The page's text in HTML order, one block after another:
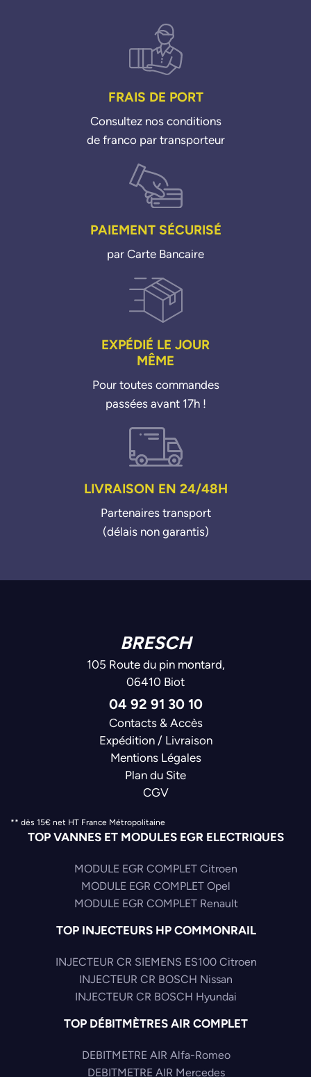
FRAIS DE PORT
Consultez nos conditions
de franco par transporteur
PAIEMENT SÉCURISÉ
par Carte Bancaire
EXPÉDIÉ LE JOUR
MÊME
Pour toutes commandes
passées avant 17h !
LIVRAISON EN 24/48H
Partenaires transport
(délais non garantis)
BRESCH
105 Route du pin montard,
06410 Biot
04 92 91 30 10
Contacts & Accès
Expédition / Livraison
Mentions Légales
Plan du Site
CGV
** dès 15€ net HT France Métropolitaine
TOP VANNES ET MODULES EGR ELECTRIQUES
MODULE EGR COMPLET Citroen
MODULE EGR COMPLET Opel
MODULE EGR COMPLET Renault
TOP INJECTEURS HP COMMONRAIL
INJECTEUR CR SIEMENS ES100 Citroen
INJECTEUR CR BOSCH Nissan
INJECTEUR CR BOSCH Hyundai
TOP DÉBITMÈTRES AIR COMPLET
DEBITMETRE AIR Alfa-Romeo
DEBITMETRE AIR Mercedes